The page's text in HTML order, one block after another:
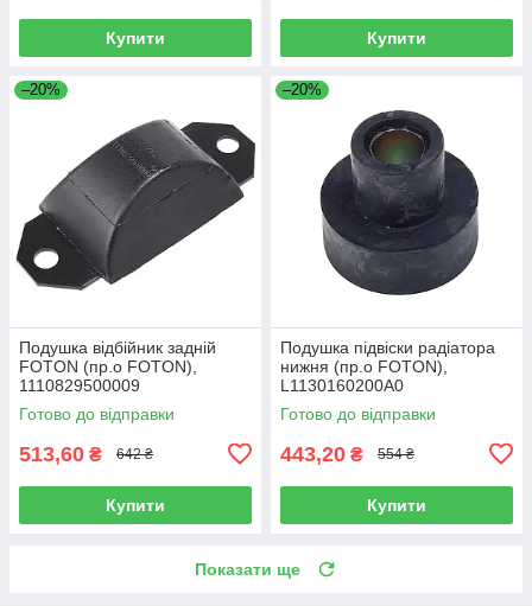
Купити Купити
–20%
Подушка відбійник задній
FOTON (пр.о FOTON),
1110829500009
Готово до відправки
513,60 ₴ 642 ₴
Купити
–20%
Подушка підвіски радіатора
нижня (пр.о FOTON),
L1130160200A0
Готово до відправки
443,20 ₴ 554 ₴
Купити
Показати ще